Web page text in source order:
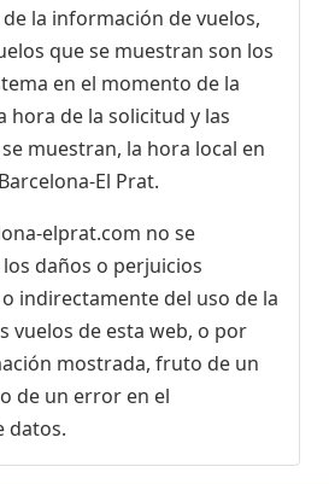
la información de vuelos,
que se muestran son los
en el momento de la
hora de la solicitud y las
muestran, la hora local en
El Prat.
elprat.com no se
daños o perjuicios
indirectamente del uso de la
vuelos de esta web, o por
mostrada, fruto de un
de un error en el
datos.